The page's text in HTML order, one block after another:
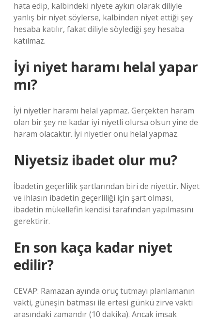
hata edip, kalbindeki niyete aykırı olarak diliyle
yanlış bir niyet söylerse, kalbinden niyet ettiği şey
hesaba katılır, fakat diliyle söylediği şey hesaba
katılmaz.
İyi niyet haramı helal yapar
mı?
İyi niyetler haramı helal yapmaz. Gerçekten haram
olan bir şey ne kadar iyi niyetli olursa olsun yine de
haram olacaktır. İyi niyetler onu helal yapmaz.
Niyetsiz ibadet olur mu?
İbadetin geçerlilik şartlarından biri de niyettir. Niyet
ve ihlasın ibadetin geçerliliği için şart olması,
ibadetin mükellefin kendisi tarafından yapılmasını
gerektirir.
En son kaça kadar niyet
edilir?
CEVAP: Ramazan ayında oruç tutmayı planlamanın
vakti, güneşin batması ile ertesi günkü zirve vakti
arasındaki zamandır (10 dakika). Ancak imsak